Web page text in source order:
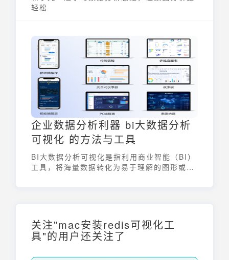
轻松
企业数据分析利器 bi大数据分析
可视化 的方法与工具
BI大数据分析可视化是指利用商业智能（BI）
工具，将海量数据转化为易于理解的图形或图
关注"mac安装redis可视化工
具"的用户还关注了